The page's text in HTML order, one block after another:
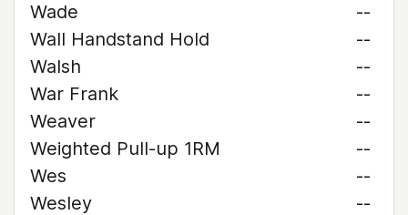
Wade
--
Wall Handstand Hold
--
Walsh
--
War Frank
--
Weaver
--
Weighted Pull-up 1RM
--
Wes
--
Wesley
--